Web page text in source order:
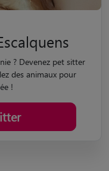
? Devenez pet sitter
des animaux pour
!